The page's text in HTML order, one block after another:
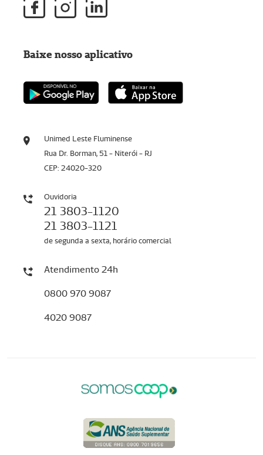
Unimed Leste Fluminense
Rua Dr. Borman, 51 - Niterói - RJ
CEP: 24020-320
Ouvidoria
21 3803-1120
21 3803-1121
de segunda a sexta, horário comercial
Atendimento 24h
0800 970 9087
4020 9087
Baixe nosso aplicativo